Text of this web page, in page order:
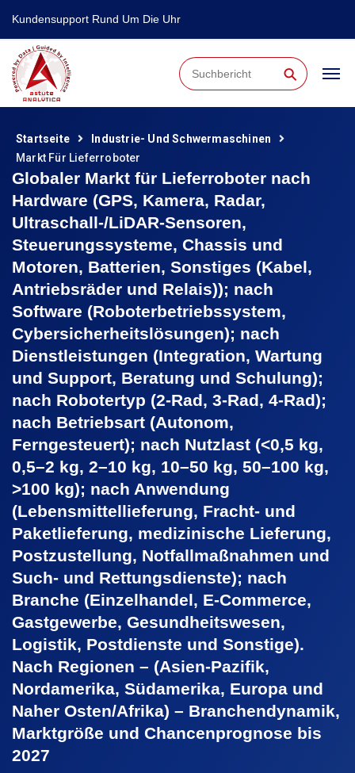
Kundensupport Rund Um Die Uhr
⚲
Startseite
Industrie- Und Schwermaschinen
Markt Für Lieferroboter
Globaler Markt für Lieferroboter nach
Hardware (GPS, Kamera, Radar,
Ultraschall-/LiDAR-Sensoren,
Steuerungssysteme, Chassis und
Motoren, Batterien, Sonstiges (Kabel,
Antriebsräder und Relais)); nach
Software (Roboterbetriebssystem,
Cybersicherheitslösungen); nach
Dienstleistungen (Integration, Wartung
und Support, Beratung und Schulung);
nach Robotertyp (2-Rad, 3-Rad, 4-Rad);
nach Betriebsart (Autonom,
Ferngesteuert); nach Nutzlast (<0,5 kg,
0,5–2 kg, 2–10 kg, 10–50 kg, 50–100 kg,
>100 kg); nach Anwendung
(Lebensmittellieferung, Fracht- und
Paketlieferung, medizinische Lieferung,
Postzustellung, Notfallmaßnahmen und
Such- und Rettungsdienste); nach
Branche (Einzelhandel, E-Commerce,
Gastgewerbe, Gesundheitswesen,
Logistik, Postdienste und Sonstige).
Nach Regionen – (Asien-Pazifik,
Nordamerika, Südamerika, Europa und
Naher Osten/Afrika) – Branchendynamik,
Marktgröße und Chancenprognose bis
2027